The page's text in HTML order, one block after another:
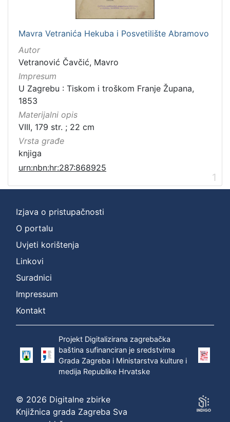
Mavra Vetranića Hekuba i Posvetilište Abramovo
Autor
Vetranović Čavčić, Mavro
Impresum
U Zagrebu : Tiskom i troškom Franje Župana,
1853
Materijalni opis
VIII, 179 str. ; 22 cm
Vrsta građe
knjiga
urn:nbn:hr:287:868925
1
Izjava o pristupačnosti
O portalu
Uvjeti korištenja
Linkovi
Suradnici
Impressum
Kontakt
Projekt Digitalizirana zagrebačka
baština sufinanciran je sredstvima
Grada Zagreba i Ministarstva kulture i
medija Republike Hrvatske
© 2026 Digitalne zbirke
Knjižnica grada Zagreba Sva